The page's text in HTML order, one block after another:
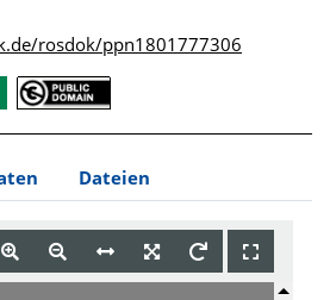
rosdok/ppn1801777306
Dateien